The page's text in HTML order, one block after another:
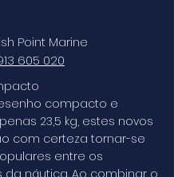
Point Marine
605 020
compacto e
23,5 kg, estes novos
com certeza tornar-se
entre os
da náutica. Ao combinar o